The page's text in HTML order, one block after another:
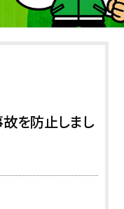
を防止しまし